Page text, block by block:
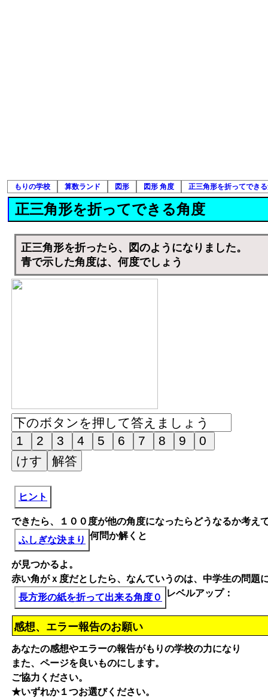
もりの学校 算数ランド 図形 図形 角度 正三角形を折ってでき
正三角形を折ってできる角度
正三角形を折ったら、図のようになりました。
青で示した角度は、何度でしょう
ヒント
できたら、１００度が他の角度になったらどうなるか考え
何問か解くと
ふしぎな決まり
が見つかるよ。
赤い角がｘ度だとしたら、なんていうのは、中学生の問題
レベルアップ：
長方形の紙を折って出来る角度０
感想、エラー報告のお願い
あなたの感想やエラーの報告がもりの学校の力になり
また、ページを良いものにします。
ご協力ください。
★いずれか１つお選びください。